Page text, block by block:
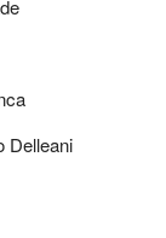
Delleani